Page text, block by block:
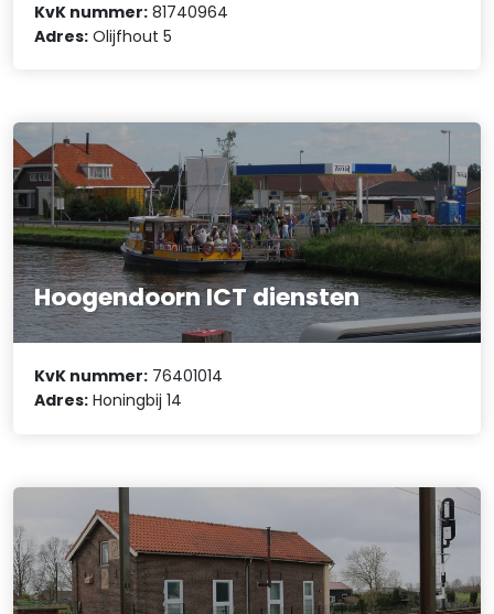
KvK nummer: 81740964
Adres: Olijfhout 5
Hoogendoorn ICT diensten
KvK nummer: 76401014
Adres: Honingbij 14